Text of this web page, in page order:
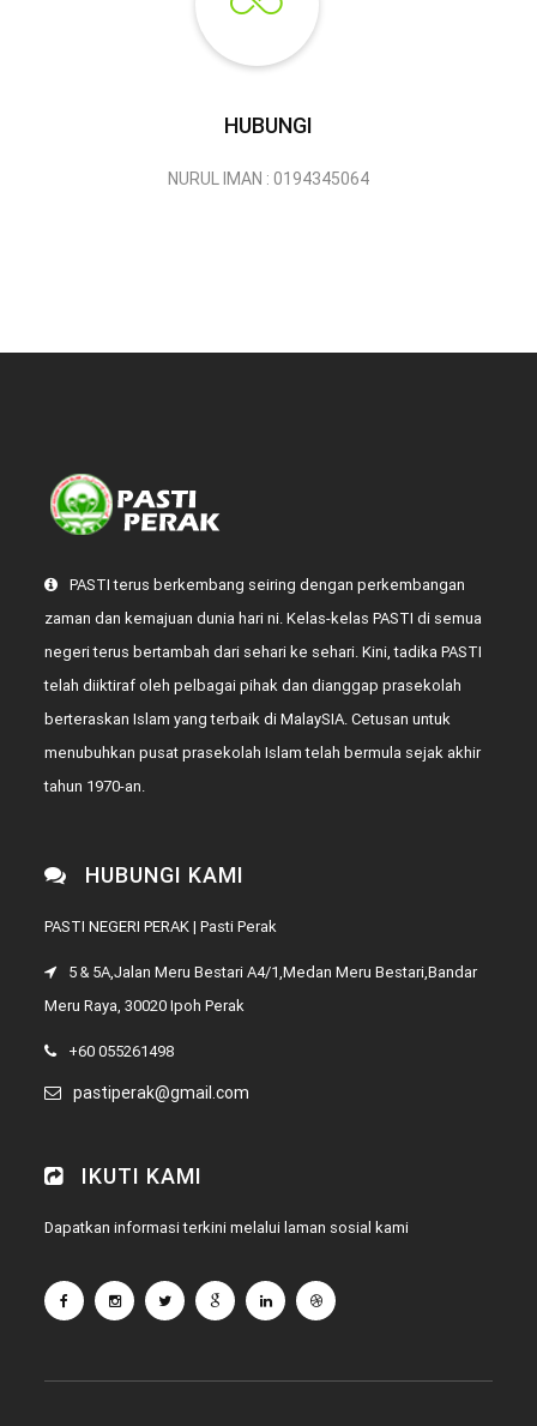
HUBUNGI
NURUL IMAN : 0194345064
PASTI terus berkembang seiring dengan perkembangan
zaman dan kemajuan dunia hari ni. Kelas-kelas PASTI di semua
negeri terus bertambah dari sehari ke sehari. Kini, tadika PASTI
telah diiktiraf oleh pelbagai pihak dan dianggap prasekolah
berteraskan Islam yang terbaik di MalaySIA. Cetusan untuk
menubuhkan pusat prasekolah Islam telah bermula sejak akhir
tahun 1970-an.
HUBUNGI KAMI
PASTI NEGERI PERAK | Pasti Perak
5 & 5A,Jalan Meru Bestari A4/1,Medan Meru Bestari,Bandar
Meru Raya, 30020 Ipoh Perak
+60 055261498
pastiperak@gmail.com
IKUTI KAMI
Dapatkan informasi terkini melalui laman sosial kami